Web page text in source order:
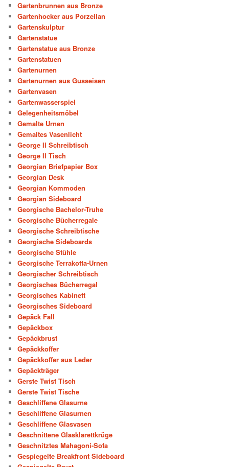
Gartenbrunnen aus Bronze
Gartenhocker aus Porzellan
Gartenskulptur
Gartenstatue
Gartenstatue aus Bronze
Gartenstatuen
Gartenurnen
Gartenurnen aus Gusseisen
Gartenvasen
Gartenwasserspiel
Gelegenheitsmöbel
Gemalte Urnen
Gemaltes Vasenlicht
George II Schreibtisch
George II Tisch
Georgian Briefpapier Box
Georgian Desk
Georgian Kommoden
Georgian Sideboard
Georgische Bachelor-Truhe
Georgische Bücherregale
Georgische Schreibtische
Georgische Sideboards
Georgische Stühle
Georgische Terrakotta-Urnen
Georgischer Schreibtisch
Georgisches Bücherregal
Georgisches Kabinett
Georgisches Sideboard
Gepäck Fall
Gepäckbox
Gepäckbrust
Gepäckkoffer
Gepäckkoffer aus Leder
Gepäckträger
Gerste Twist Tisch
Gerste Twist Tische
Geschliffene Glasurne
Geschliffene Glasurnen
Geschliffene Glasvasen
Geschnittene Glasklarettkrüge
Geschnitztes Mahagoni-Sofa
Gespiegelte Breakfront Sideboard